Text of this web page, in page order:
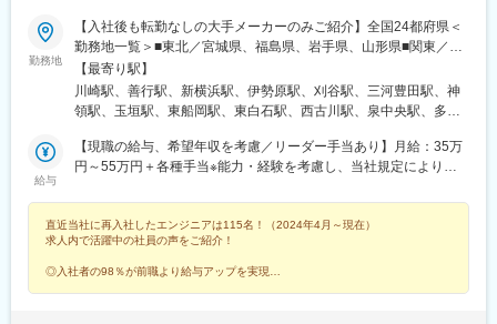
勤務地
【入社後も転勤なしの大手メーカーのみご紹介】全国24都府県＜
勤務地一覧＞■東北／宮城県、福島県、岩手県、山形県■関東／群
馬県、栃木県、茨城県、千葉県、埼玉県、東京都、神奈川県■甲信
越／山梨県、長野県■中部／静岡県、愛知県、三重県■関西／滋賀
県、京都府、奈良県、大阪府、兵庫県■中国／広島県、山口県■九
煙・屋外に喫煙スペースあり八王子フォーラム・厚木フォーラ
ム・広島フォーラム＜◎入社後も転勤なし◎ご自宅から通いやす
もちろん、地元で働きたい方はそのエリアのお仕事をご紹介する
ことも可能！入社後も転勤はないため安心して就業していただけ
ます。通勤時間が短くなることで、趣味に費やす時間・家族との
コミュニケーションが増えたなど、喜びの声が多数上がっていま
【最寄り駅】
川崎駅、善行駅、新横浜駅、伊勢原駅、刈谷駅、三河豊田駅、神
領駅、玉垣駅、東船岡駅、東白石駅、西古川駅、泉中央駅、多賀
駅、蒲須坂駅、岡本駅(栃木県)、小金井駅、石橋駅(栃木県)、吉水
駅、新鹿沼駅、間々田駅、野州大塚駅、黒磯駅、真岡駅、寺内
駅、笠幡駅、明戸駅、東行田駅、北坂戸駅、丹荘駅、新所沢駅、
上福岡駅、朝霞台駅、東飯能駅、東松山駅、高坂駅、志久駅、本
庄早稲田駅、蓮田駅、和光市駅、蕨駅、安中榛名駅、藪塚駅、細
谷駅(群馬県)、つくば駅、勝田駅、荒川沖駅、中妻駅、神立駅、日
給与
【現職の給与、希望年収を考慮／リーダー手当あり】月給：35万
円～55万円＋各種手当※能力・経験を考慮し、当社規定により決
ます別途、時間外労働分（1分単位で全額支給）、賞与（年2回）
を支給※法定外・法定休日労働いずれも1分単位で計測し所定の割
増率を乗じた金額で支給※エンジニア経験をお持ちの方は優遇（詳
細は面接時に説明いたします）【社員の年収例】590万円／29歳
直近当社に再入社したエンジニアは115名！（2024年4月～現在）
求人内で活躍中の社員の声をご紹介！
◎入社者の98％が前職より給与アップを実現